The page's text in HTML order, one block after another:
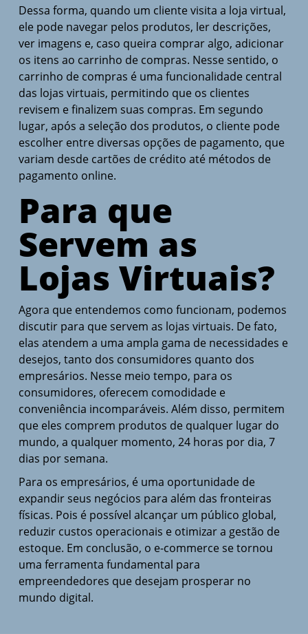
Dessa forma, quando um cliente visita a loja virtual,
ele pode navegar pelos produtos, ler descrições,
ver imagens e, caso queira comprar algo, adicionar
os itens ao carrinho de compras. Nesse sentido, o
carrinho de compras é uma funcionalidade central
das lojas virtuais, permitindo que os clientes
revisem e finalizem suas compras. Em segundo
lugar, após a seleção dos produtos, o cliente pode
escolher entre diversas opções de pagamento, que
variam desde cartões de crédito até métodos de
pagamento online.
Para que
Servem as
Lojas Virtuais?
Agora que entendemos como funcionam, podemos
discutir para que servem as lojas virtuais. De fato,
elas atendem a uma ampla gama de necessidades e
desejos, tanto dos consumidores quanto dos
empresários. Nesse meio tempo, para os
consumidores, oferecem comodidade e
conveniência incomparáveis. Além disso, permitem
que eles comprem produtos de qualquer lugar do
mundo, a qualquer momento, 24 horas por dia, 7
dias por semana.
Para os empresários, é uma oportunidade de
expandir seus negócios para além das fronteiras
físicas. Pois é possível alcançar um público global,
reduzir custos operacionais e otimizar a gestão de
estoque. Em conclusão, o e-commerce se tornou
uma ferramenta fundamental para
empreendedores que desejam prosperar no
mundo digital.